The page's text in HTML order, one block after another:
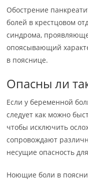
Обострение
болей в крестцовом
синдрома,
опоясывающий
в пояснице.
Опасны ли
Если у беременной
следует как можно
чтобы исключить
сопровождают
несущие опасность
Ноющие боли в